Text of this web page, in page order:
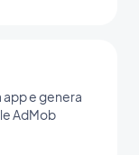
app e genera
AdMob